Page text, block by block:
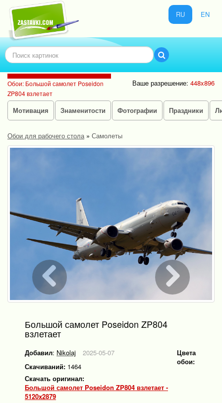
RU EN
Обои: Большой самолет Poseidon
ZP804 взлетает
Ваше разрешение: 448x896
Мотивация Знаменитости Фотографии Праздники
Обои для рабочего стола» Самолеты
Большой самолет Poseidon ZP804
взлетает
Добавил: Nikolaj
2025-05-07
Скачиваний: 1464
Скачать оригинал:
Большой самолет Poseidon ZP804 взлетает -
5120x2879
Цвета
обои: